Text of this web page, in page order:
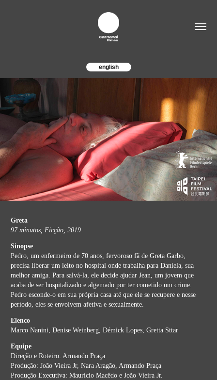
english
Greta
97 minutos, Ficção, 2019
Sinopse
Pedro, um enfermeiro de 70 anos, fervoroso fã de Greta Garbo,
precisa liberar um leito no hospital onde trabalha para Daniela, sua
melhor amiga. Para salvá-la, ele decide ajudar Jean, um jovem que
acaba de ser hospitalizado e algemado por ter cometido um crime.
Pedro esconde-o em sua própria casa até que ele se recupere e nesse
período, eles se envolvem afetiva e sexualmente.
Elenco
Marco Nanini, Denise Weinberg, Démick Lopes, Gretta Sttar
Equipe
Direção e Roteiro: Armando Praça
Produção: João Vieira Jr, Nara Aragão, Armando Praça
Produção Executiva: Maurício Macêdo e João Vieira Jr.